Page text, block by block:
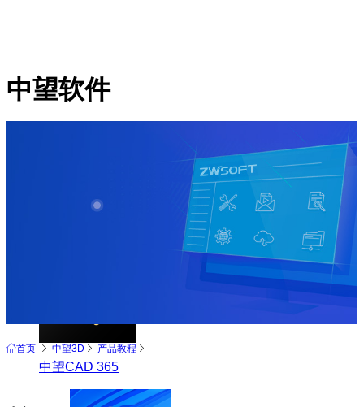
中望软件
从工具到平台 打造行业解决方案
中望CAD 365
首页 中望3D 产品教程